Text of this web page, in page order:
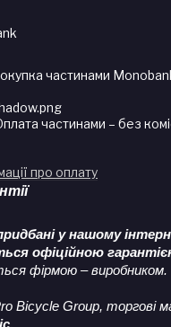
частинами
частинами – без
про оплату
у нашому
офіційною
фірмою – виробником.
Bicycle Group, торгові